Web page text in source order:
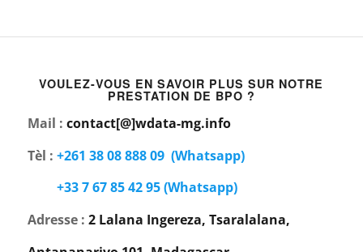
VOULEZ-VOUS EN SAVOIR PLUS SUR NOTRE
PRESTATION DE BPO ?
Mail : contact[@]wdata-mg.info
Tèl : +261 38 08 888 09 (Whatsapp)
+33 7 67 85 42 95(Whatsapp)
Adresse : 2 Lalana Ingereza, Tsaralalana,